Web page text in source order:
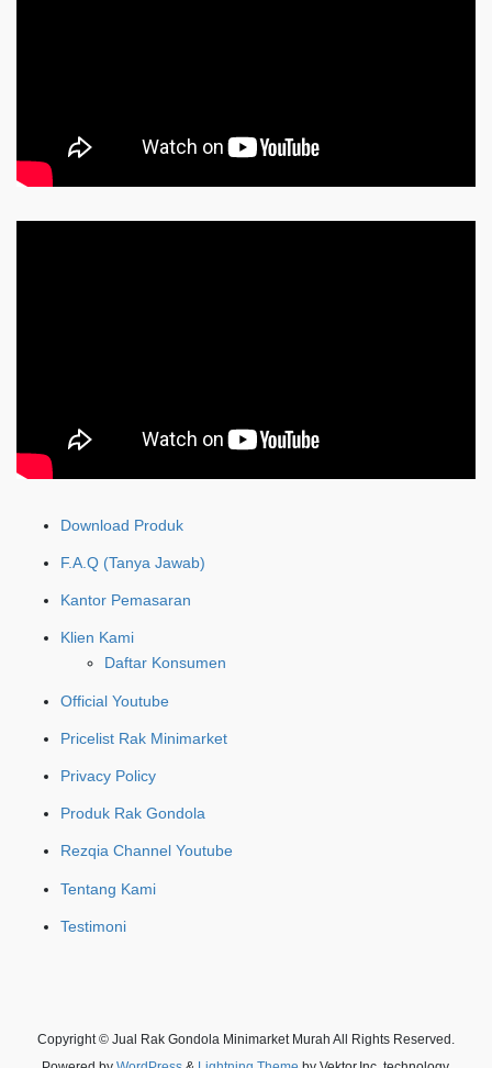
Download Produk
F.A.Q (Tanya Jawab)
Kantor Pemasaran
Klien Kami
Daftar Konsumen
Official Youtube
Pricelist Rak Minimarket
Privacy Policy
Produk Rak Gondola
Rezqia Channel Youtube
Tentang Kami
Testimoni
Copyright © Jual Rak Gondola Minimarket Murah All Rights Reserved.